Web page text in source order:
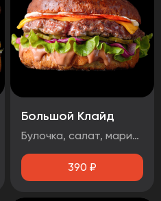
Большой Клайд
Булочка, салат, маринованный огурец, маринованный лук, котлета говядина, чорризо, сыр чеддер, два фирменных соуса.
390 ₽